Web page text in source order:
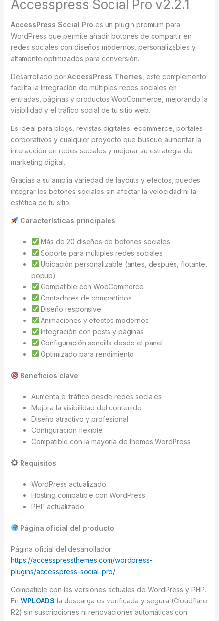
Accesspress Social Pro v2.2.1
AccessPress Social Pro es un plugin premium para
WordPress que permite añadir botones de compartir en
redes sociales con diseños modernos, personalizables y
altamente optimizados para conversión.
Desarrollado por AccessPress Themes , este complemento
facilita la integración de múltiples redes sociales en
entradas, páginas y productos WooCommerce, mejorando la
visibilidad y el tráfico social de tu sitio web.
Es ideal para blogs, revistas digitales, ecommerce, portales
corporativos y cualquier proyecto que busque aumentar la
interacción en redes sociales y mejorar su estrategia de
marketing digital.
Gracias a su amplia variedad de layouts y efectos, puedes
integrar los botones sociales sin afectar la velocidad ni la
estética de tu sitio.
Características principales
Más de 20 diseños de botones sociales
Soporte para múltiples redes sociales
Ubicación personalizable (antes, después, flotante,
popup)
Compatible con WooCommerce
Contadores de compartidos
Diseño responsive
Animaciones y efectos modernos
Integración con posts y páginas
Configuración sencilla desde el panel
Optimizado para rendimiento
Beneficios clave
Aumenta el tráfico desde redes sociales
Mejora la visibilidad del contenido
Diseño atractivo y profesional
Configuración flexible
Compatible con la mayoría de themes WordPress
Requisitos
WordPress actualizado
Hosting compatible con WordPress
PHP actualizado
Página oficial del producto
Página oficial del desarrollador:
https://accesspressthemes.com/wordpress-
plugins/accesspress-social-pro/
Compatible con las versiones actuales de WordPress y PHP.
En WPLOADS la descarga es verificada y segura (Cloudflare
R2) sin suscripciones ni renovaciones automáticas con